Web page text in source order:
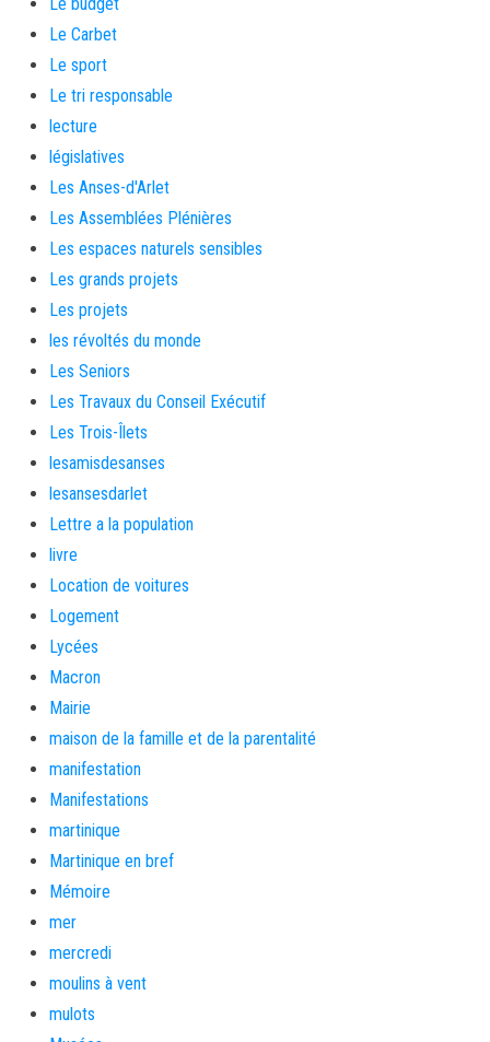
Le Carbet
Le sport
Le tri responsable
lecture
législatives
Les Anses-d'Arlet
Les Assemblées Plénières
Les espaces naturels sensibles
Les grands projets
Les projets
les révoltés du monde
Les Seniors
Les Travaux du Conseil Exécutif
Les Trois-Îlets
lesamisdesanses
lesansesdarlet
Lettre a la population
livre
Location de voitures
Logement
Lycées
Macron
Mairie
maison de la famille et de la parentalité
manifestation
Manifestations
martinique
Martinique en bref
Mémoire
mer
mercredi
moulins à vent
mulots